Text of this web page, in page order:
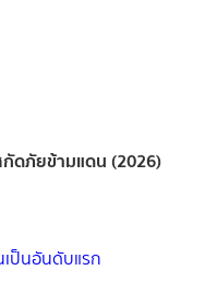
กัดภัยข้ามแดน (2026)